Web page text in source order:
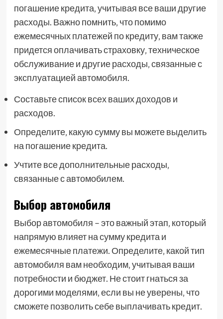
погашение кредита‚ учитывая все ваши другие
расходы. Важно помнить‚ что помимо
ежемесячных платежей по кредиту‚ вам также
придется оплачивать страховку‚ техническое
обслуживание и другие расходы‚ связанные с
эксплуатацией автомобиля.
Составьте список всех ваших доходов и
расходов.
Определите‚ какую сумму вы можете выделить
на погашение кредита.
Учтите все дополнительные расходы‚
связанные с автомобилем.
Выбор автомобиля
Выбор автомобиля – это важный этап‚ который
напрямую влияет на сумму кредита и
ежемесячные платежи. Определите‚ какой тип
автомобиля вам необходим‚ учитывая ваши
потребности и бюджет. Не стоит гнаться за
дорогими моделями‚ если вы не уверены‚ что
сможете позволить себе выплачивать кредит.